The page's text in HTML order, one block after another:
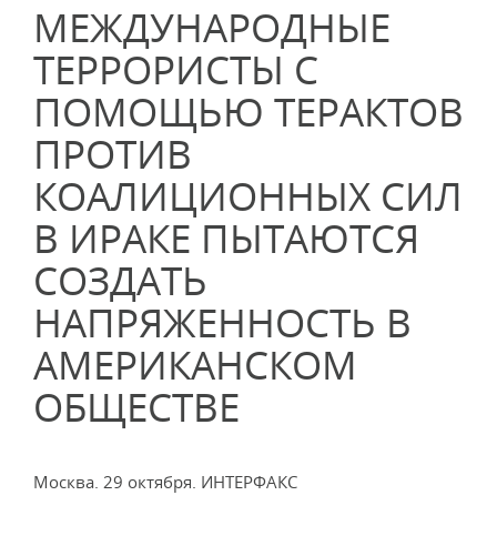
МЕЖДУНАРОДНЫЕ
ТЕРРОРИСТЫ С
ПОМОЩЬЮ ТЕРАКТОВ
ПРОТИВ
КОАЛИЦИОННЫХ СИЛ
В ИРАКЕ ПЫТАЮТСЯ
СОЗДАТЬ
НАПРЯЖЕННОСТЬ В
АМЕРИКАНСКОМ
ОБЩЕСТВЕ
Москва. 29 октября. ИНТЕРФАКС